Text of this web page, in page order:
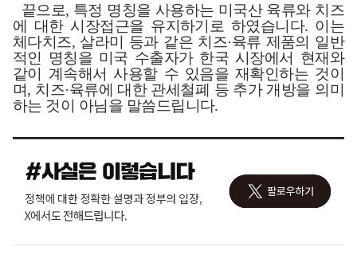
끝으로, 특정 명칭을 사용하는 미국산 육류와 치즈
에 대한 시장접근을 유지하기로 하였습니다. 이는
체다치즈, 살라미 등과 같은 치즈·육류 제품의 일반
적인 명칭을 미국 수출자가 한국 시장에서 현재와
같이 계속해서 사용할 수 있음을 재확인하는 것이
며, 치즈·육류에 대한 관세철폐 등 추가 개방을 의미
하는 것이 아님을 말씀드립니다.